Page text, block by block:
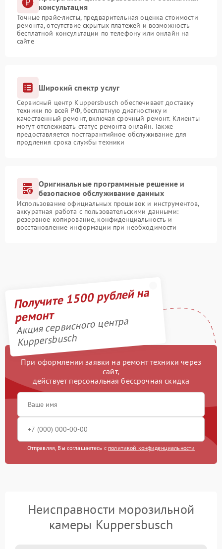
консультация
Точные прайс-листы, предварительная оценка стоимости
ремонта, отсутствие скрытых платежей и возможность
бесплатной консультации по телефону или онлайн на
сайте
Широкий спектр услуг
Сервисный центр Kuppersbusch обеспечивает доставку
техники по всей РФ, бесплатную диагностику и
качественный ремонт, включая срочный ремонт. Клиенты
могут отслеживать статус ремонта онлайн. Также
предоставляется постгарантийное обслуживание для
продления срока службы техники
Оригинальные программные решение и
безопасное обслуживание данных
Использование официальных прошивок и инструментов,
аккуратная работа с пользовательскими данными:
резервное копирование, конфиденциальность и
восстановление информации при необходимости
Получите 1500 рублей на
ремонт
Акция сервисного центра
Kuppersbusch
При оформлении заявки на ремонт техники через
сайт,
действует персональная бессрочная скидка
Отправляя, Вы соглашаетесь с политикой конфиденциальности
Неисправности морозильной
камеры Kuppersbusch